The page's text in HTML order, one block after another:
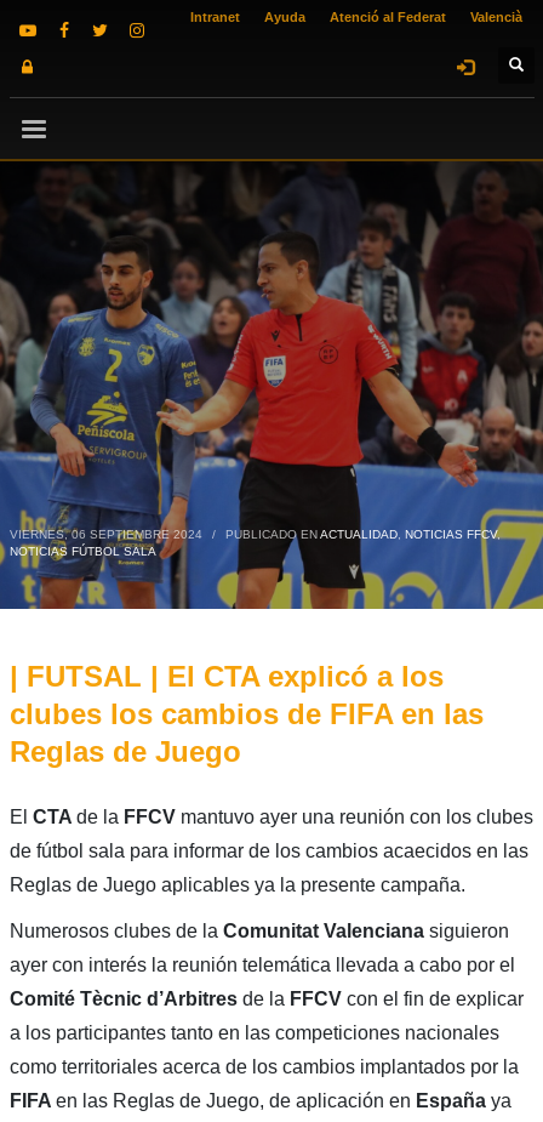
Intranet Ayuda Atenció al Federat Valencià
VIERNES, 06 SEPTIEMBRE 2024 / PUBLICADO ENACTUALIDAD, NOTICIAS FFCV,
NOTICIAS FÚTBOL SALA
| FUTSAL | El CTA explicó a los
clubes los cambios de FIFA en las
Reglas de Juego
El CTA de la FFCV mantuvo ayer una reunión con los clubes
de fútbol sala para informar de los cambios acaecidos en las
Reglas de Juego aplicables ya la presente campaña.
Numerosos clubes de la Comunitat Valencianasiguieron
ayer con interés la reunión telemática llevada a cabo por el
Comité Tècnic d’Arbitresde la FFCV con el fin de explicar
a los participantes tanto en las competiciones nacionales
como territoriales acerca de los cambios implantados por la
FIFA en las Reglas de Juego, de aplicación en España ya